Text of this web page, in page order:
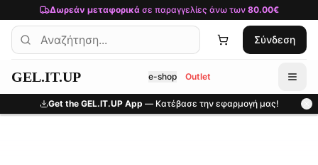
Μετάβαση στο κύριο περιεχόμενο
Δωρεάν μεταφορικάσε παραγγελίες άνω των 80.00€
Σύνδεση
GEL.IT.UP e-shop Outlet
Get the GEL.IT.UP App — Κατέβασε την εφαρμογή μας!